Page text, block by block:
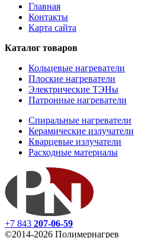
Главная
Контакты
Карта сайта
Каталог товаров
Кольцевые нагреватели
Плоские нагреватели
Электрические ТЭНы
Патронные нагреватели
Спиральные нагреватели
Керамические излучатели
Кварцевые излучатели
Расходные материалы
+7 843 207-06-59
©2014-2026 Полимернагрев